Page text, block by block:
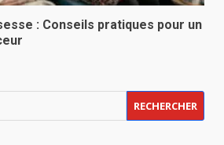
: Conseils pratiques pour un